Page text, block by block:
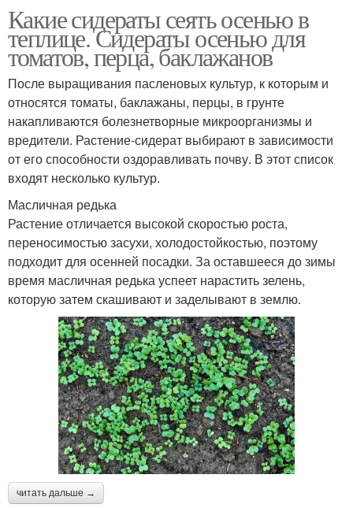
Какие сидераты сеять осенью в
теплице. Сидераты осенью для
томатов, перца, баклажанов
После выращивания пасленовых культур, к которым и
относятся томаты, баклажаны, перцы, в грунте
накапливаются болезнетворные микроорганизмы и
вредители. Растение-сидерат выбирают в зависимости
от его способности оздоравливать почву. В этот список
входят несколько культур.
Масличная редька
Растение отличается высокой скоростью роста,
переносимостью засухи, холодостойкостью, поэтому
подходит для осенней посадки. За оставшееся до зимы
время масличная редька успеет нарастить зелень,
которую затем скашивают и заделывают в землю.
читать дальше →